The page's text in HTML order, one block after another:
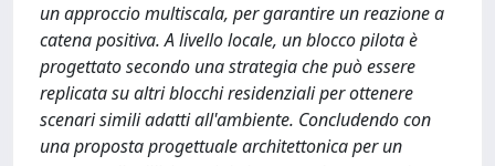
un approccio multiscala, per garantire un reazione a
catena positiva. A livello locale, un blocco pilota è
progettato secondo una strategia che può essere
replicata su altri blocchi residenziali per ottenere
scenari simili adatti all'ambiente. Concludendo con
una proposta progettuale architettonica per un